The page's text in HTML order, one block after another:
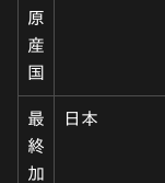
原
産
国
最
終
加
日本